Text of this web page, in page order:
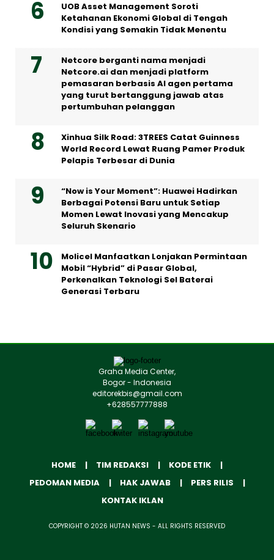
UOB Asset Management Soroti
Ketahanan Ekonomi Global di Tengah
Kondisi yang Semakin Tidak Menentu
Netcore berganti nama menjadi
Netcore.ai dan menjadi platform
pemasaran berbasis AI agen pertama
yang turut bertanggung jawab atas
pertumbuhan pelanggan
Xinhua Silk Road: 3TREES Catat Guinness
World Record Lewat Ruang Pamer Produk
Pelapis Terbesar di Dunia
“Now is Your Moment”: Huawei Hadirkan
Berbagai Potensi Baru untuk Setiap
Momen Lewat Inovasi yang Mencakup
Seluruh Skenario
Molicel Manfaatkan Lonjakan Permintaan
Mobil “Hybrid” di Pasar Global,
Perkenalkan Teknologi Sel Baterai
Generasi Terbaru
Graha Media Center,
Bogor - Indonesia
editorekbis@gmail.com
+628557777888
HOME TIM REDAKSI
KODE ETIK
PEDOMAN MEDIA
HAK JAWAB
PERS RILIS
KONTAK IKLAN
COPYRIGHT © 2026 HUTAN NEWS - ALL RIGHTS RESERVED